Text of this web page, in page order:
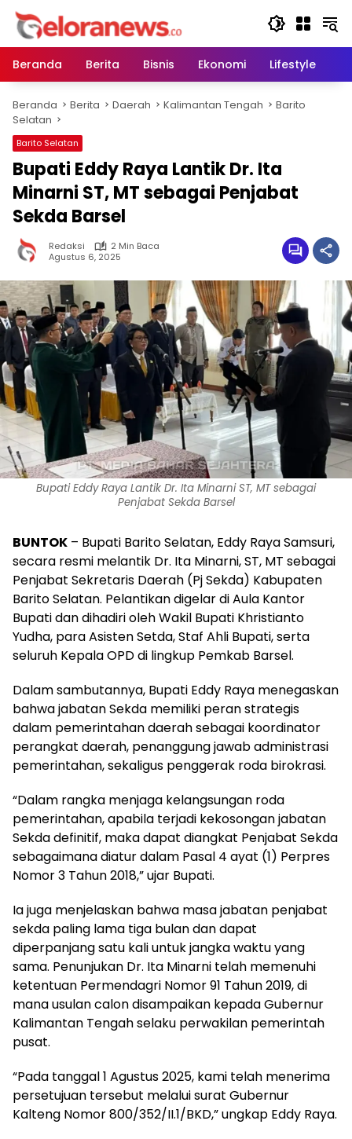
Langsung
konten
Beranda
Berita Bisnis Ekonomi Lifestyle
Beranda Berita Daerah Kalimantan Tengah
Barito
Selatan
Barito Selatan
Bupati Eddy Raya Lantik Dr. Ita
Minarni ST, MT sebagai Penjabat
Sekda Barsel
Redaksi
2 Min Baca
Agustus 6, 2025
Bupati Eddy Raya Lantik Dr. Ita Minarni ST, MT sebagai
Penjabat Sekda Barsel
BUNTOK – Bupati Barito Selatan, Eddy Raya Samsuri,
secara resmi melantik Dr. Ita Minarni, ST, MT sebagai
Penjabat Sekretaris Daerah (Pj Sekda) Kabupaten
Barito Selatan. Pelantikan digelar di Aula Kantor
Bupati dan dihadiri oleh Wakil Bupati Khristianto
Yudha, para Asisten Setda, Staf Ahli Bupati, serta
seluruh Kepala OPD di lingkup Pemkab Barsel.
Dalam sambutannya, Bupati Eddy Raya menegaskan
bahwa jabatan Sekda memiliki peran strategis
dalam pemerintahan daerah sebagai koordinator
perangkat daerah, penanggung jawab administrasi
pemerintahan, sekaligus penggerak roda birokrasi.
“Dalam rangka menjaga kelangsungan roda
pemerintahan, apabila terjadi kekosongan jabatan
Sekda definitif, maka dapat diangkat Penjabat Sekda
sebagaimana diatur dalam Pasal 4 ayat (1) Perpres
Nomor 3 Tahun 2018,” ujar Bupati.
Ia juga menjelaskan bahwa masa jabatan penjabat
sekda paling lama tiga bulan dan dapat
diperpanjang satu kali untuk jangka waktu yang
sama. Penunjukan Dr. Ita Minarni telah memenuhi
ketentuan Permendagri Nomor 91 Tahun 2019, di
mana usulan calon disampaikan kepada Gubernur
Kalimantan Tengah selaku perwakilan pemerintah
pusat.
“Pada tanggal 1 Agustus 2025, kami telah menerima
persetujuan tersebut melalui surat Gubernur
Kalteng Nomor 800/352/II.1/BKD,” ungkap Eddy Raya.